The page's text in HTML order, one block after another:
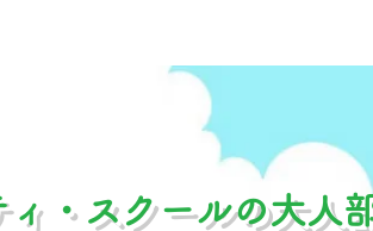
・スクールの大人